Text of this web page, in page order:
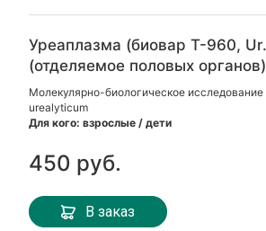
Уреаплазма (биовар Т-960,
(отделяемое половых органов)
Молекулярно-биологическое исследование
urealyticum
Для кого: взрослые / дети
450 руб.
В заказ